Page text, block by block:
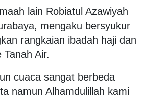
lain Robiatul Azawiyah
mengaku bersyukur
rangkaian ibadah haji dan
Tanah Air.
cuaca sangat berbeda
namun Alhamdulillah kami